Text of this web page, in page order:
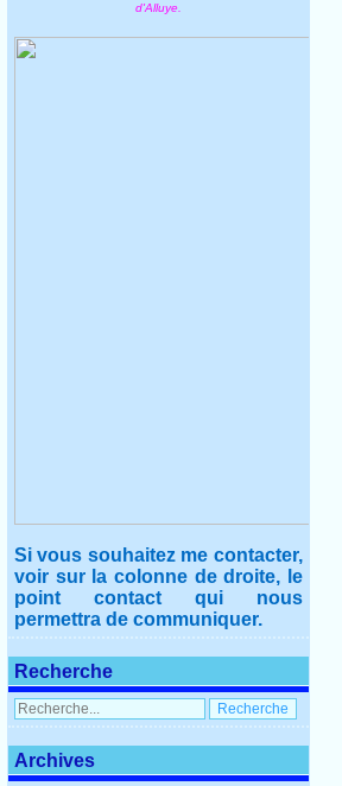
d'Alluye.
Si vous souhaitez me contacter,
voir sur la colonne de droite, le
point contact qui nous
permettra de communiquer.
Recherche
Archives